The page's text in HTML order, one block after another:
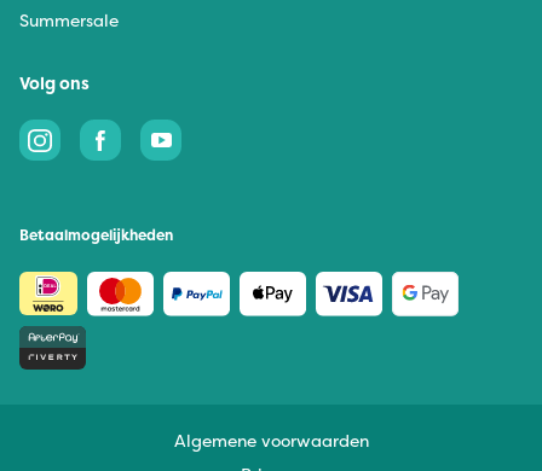
Summersale
Volg ons
Betaalmogelijkheden
Algemene voorwaarden